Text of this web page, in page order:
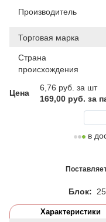
Производитель
Торговая марка
Страна
происхождения
Цена
6,76 руб. за шт
169,00 руб. за
в
Блок:
Характеристики